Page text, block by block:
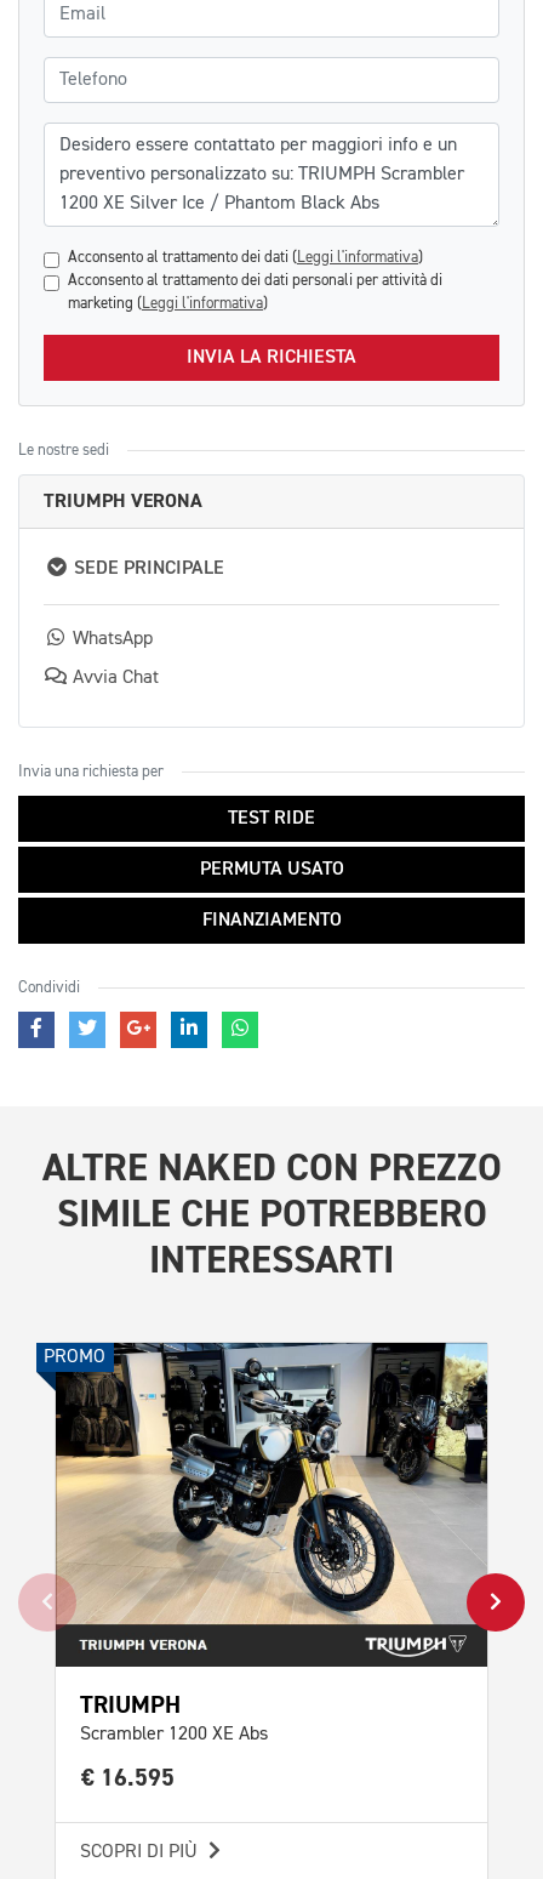
Email
Telefono
Messaggio
Acconsento al trattamento dei dati ( Leggi l'informativa)
Acconsento al trattamento dei dati personali per attività di
marketing ( Leggi l'informativa)
INVIA LA RICHIESTA
Le nostre sedi
TRIUMPH VERONA
SEDE PRINCIPALE
WhatsApp
Avvia Chat
Invia una richiesta per
TEST RIDE
PERMUTA USATO
FINANZIAMENTO
Condividi
ALTRE NAKED CON PREZZO
SIMILE CHE POTREBBERO
INTERESSARTI
PROMO
TRIUMPH
Scrambler 1200 XE Abs
€ 16.595
SCOPRI DI PIÙ
PROMO